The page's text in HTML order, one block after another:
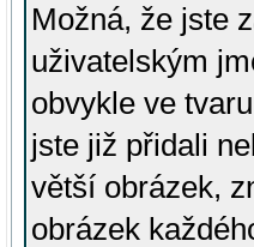
Možná, že jste
uživatelským
obvykle ve
jste již přidali
větší obrázek,
obrázek